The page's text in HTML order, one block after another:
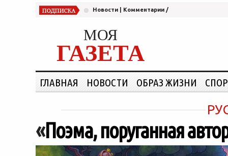
Новости Комментарии /
МОЯ
ГАЗЕТА
ГЛАВНАЯ НОВОСТИ ОБРАЗ ЖИЗНИ
«Поэма, поруганная